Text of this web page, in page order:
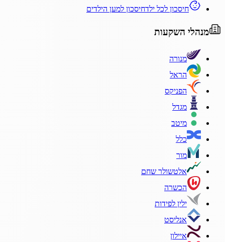
חיסכון לכל ילדחיסכון למען הילדים
מנהלי השקעות
מנורה
הראל
הפניקס
מגדל
מיטב
כלל
מור
אלטשולר שחם
הכשרה
ילין לפידות
אנליסט
איילון